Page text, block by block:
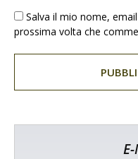
Salva il mio nome,
prossima volta che